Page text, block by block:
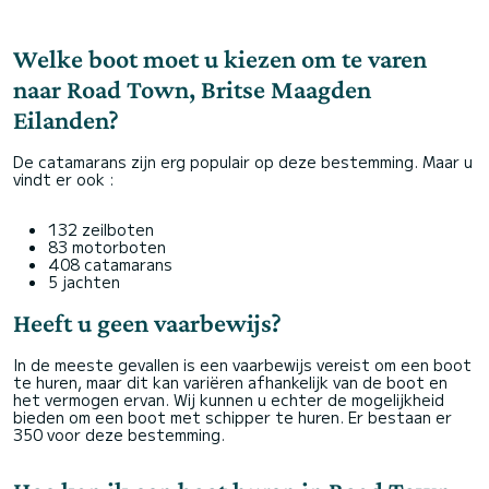
Welke boot moet u kiezen om te varen
naar Road Town, Britse Maagden
Eilanden?
De catamarans zijn erg populair op deze bestemming. Maar u
vindt er ook :
132 zeilboten
83 motorboten
408 catamarans
5 jachten
Heeft u geen vaarbewijs?
In de meeste gevallen is een vaarbewijs vereist om een boot
te huren, maar dit kan variëren afhankelijk van de boot en
het vermogen ervan. Wij kunnen u echter de mogelijkheid
bieden om een boot met schipper te huren. Er bestaan er
350 voor deze bestemming.